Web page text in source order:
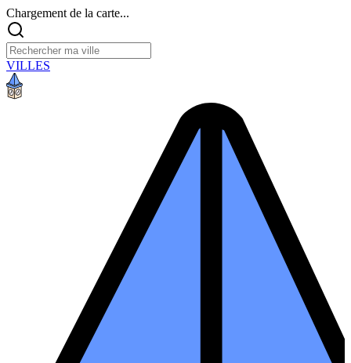
Chargement de la carte...
VILLES